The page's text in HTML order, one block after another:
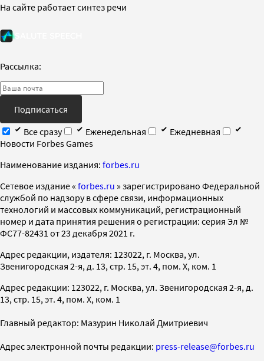
На сайте работает синтез речи
Рассылка:
Подписаться
Все сразу
Еженедельная
Ежедневная
Новости Forbes Games
Наименование издания: forbes.ru
Cетевое издание « forbes.ru » зарегистрировано Федеральной
службой по надзору в сфере связи, информационных
технологий и массовых коммуникаций, регистрационный
номер и дата принятия решения о регистрации: серия Эл №
ФС77-82431 от 23 декабря 2021 г.
Адрес редакции, издателя: 123022, г. Москва, ул.
Звенигородская 2-я, д. 13, стр. 15, эт. 4, пом. X, ком. 1
Адрес редакции: 123022, г. Москва, ул. Звенигородская 2-я, д.
13, стр. 15, эт. 4, пом. X, ком. 1
Главный редактор: Мазурин Николай Дмитриевич
Адрес электронной почты редакции: press-release@forbes.ru